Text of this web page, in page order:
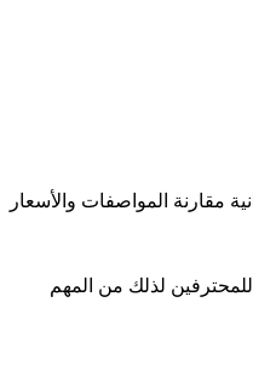
مقارنة المواصفات والأسعار
لذلك من المهم